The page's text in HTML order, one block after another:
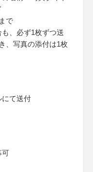
で
、必ず1枚ずつ送
、写真の添付は1枚
にて送付
可